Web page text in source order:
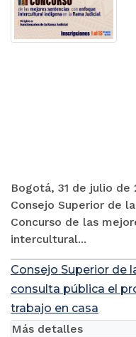
Bogotá, 31 de julio de
Consejo Superior de
Concurso de las
intercultural...
Consejo Superior de
consulta pública el
trabajo en casa
Más detalles